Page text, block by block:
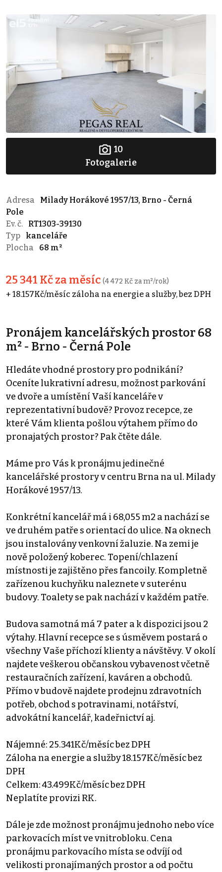
10
Fotogalerie
Adresa
Milady Horákové 1957/13, Brno - Černá
Pole
Ev. č.
RT1303-39130
Typ
kanceláře
Plocha
68 m²
25 341 Kč za měsíc (4 472 Kč za m²/rok)
+ 18.157Kč/měsíc záloha na energie a služby, bez DPH
Pronájem kancelářských prostor 68
m² - Brno - Černá Pole
Hledáte vhodné prostory pro podnikání?
Oceníte lukrativní adresu, možnost parkování
ve dvoře a umístění Vaší kanceláře v
reprezentativní budově? Provoz recepce, ze
které Vám klienta pošlou výtahem přímo do
pronajatých prostor? Pak čtěte dále.
Máme pro Vás k pronájmu jedinečné
kancelářské prostory v centru Brna na ul. Milady
Horákové 1957/13.
Konkrétní kancelář má i 68,055 m2 a nachází se
ve druhém patře s orientací do ulice. Na oknech
jsou instalovány venkovní žaluzie. Na zemi je
nově položený koberec. Topení/chlazení
místnosti je zajištěno přes fancoily. Kompletně
zařízenou kuchyňku naleznete v suterénu
budovy. Toalety se pak nachází v každém patře.
Budova samotná má 7 pater a k dispozici jsou 2
výtahy. Hlavní recepce se s úsměvem postará o
všechny Vaše příchozí klienty a návštěvy. V okolí
najdete veškerou občanskou vybavenost včetně
restauračních zařízení, kaváren a obchodů.
Přímo v budově najdete prodejnu zdravotních
potřeb, obchod s potravinami, notářství,
advokátní kancelář, kadeřnictví aj.
Nájemné: 25.341Kč/měsíc bez DPH
Záloha na energie a služby 18.157Kč/měsíc bez
DPH
Celkem: 43.499Kč/měsíc bez DPH
Neplatíte provizi RK.
Dále je zde možnost pronájmu jednoho nebo více
parkovacích míst ve vnitrobloku. Cena
pronájmu parkovacího místa se odvíjí od
velikosti pronajímaných prostor a od počtu